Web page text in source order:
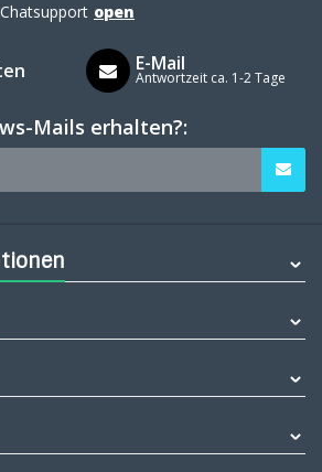
open
E-Mail
Antwortzeit ca. 1-2 Tage
Mails erhalten?: